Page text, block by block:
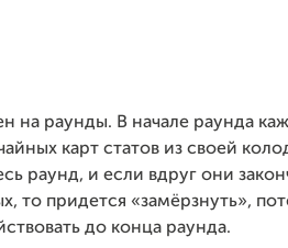
на раунды. В начале раунда
карт статов из своей
раунд, и если вдруг они
то придется «замёрзнуть»,
до конца раунда.